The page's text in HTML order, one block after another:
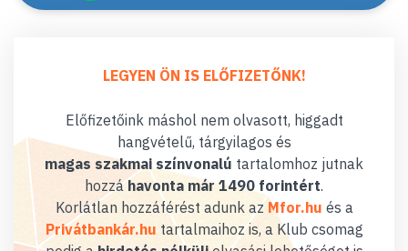
LEGYEN ÖN IS ELŐFIZETŐNK!
Előfizetőink máshol nem olvasott, higgadt
hangvételű, tárgyilagos és
magas szakmai színvonalú tartalomhoz jutnak
hozzáhavonta már 1490 forintért.
Korlátlan hozzáférést adunk az Mfor.hu és a
Privátbankár.hu tartalmaihoz is, a Klub csomag